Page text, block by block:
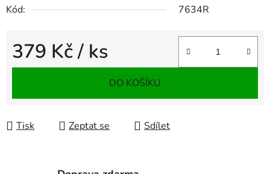
Kód:
7634R
379 Kč/ ks
Měrná cena:
DO KOŠÍKU
Tisk Zeptat se Sdílet